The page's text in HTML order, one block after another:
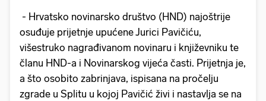
- Hrvatsko novinarsko društvo (HND) najoštrije
osuđuje prijetnje upućene Jurici Pavičiću,
višestruko nagrađivanom novinaru i književniku te
članu HND-a i Novinarskog vijeća časti. Prijetnja je,
a što osobito zabrinjava, ispisana na pročelju
zgrade u Splitu u kojoj Pavičić živi i nastavlja se na